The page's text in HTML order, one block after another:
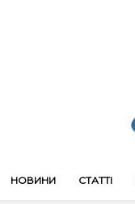
НОВИНИ СТАТТІ